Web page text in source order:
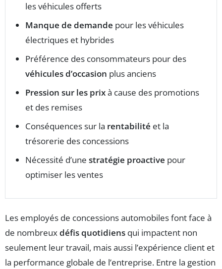
les véhicules offerts
Manque de demande pour les véhicules
électriques et hybrides
Préférence des consommateurs pour des
véhicules d’occasion plus anciens
Pression sur les prixà cause des promotions
et des remises
Conséquences sur la rentabilité et la
trésorerie des concessions
Nécessité d’une stratégie proactive pour
optimiser les ventes
Les employés de concessions automobiles font face à
de nombreuxdéfis quotidiens qui impactent non
seulement leur travail, mais aussi l’expérience client et
la performance globale de l’entreprise. Entre la gestion